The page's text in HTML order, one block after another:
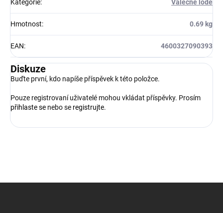
Kategorie: Válečné lodě
Hmotnost: 0.69 kg
EAN: 4600327090393
Diskuze
Buďte první, kdo napíše příspěvek k této položce.
Pouze registrovaní uživatelé mohou vkládat příspěvky. Prosím
přihlaste se nebo se registrujte.